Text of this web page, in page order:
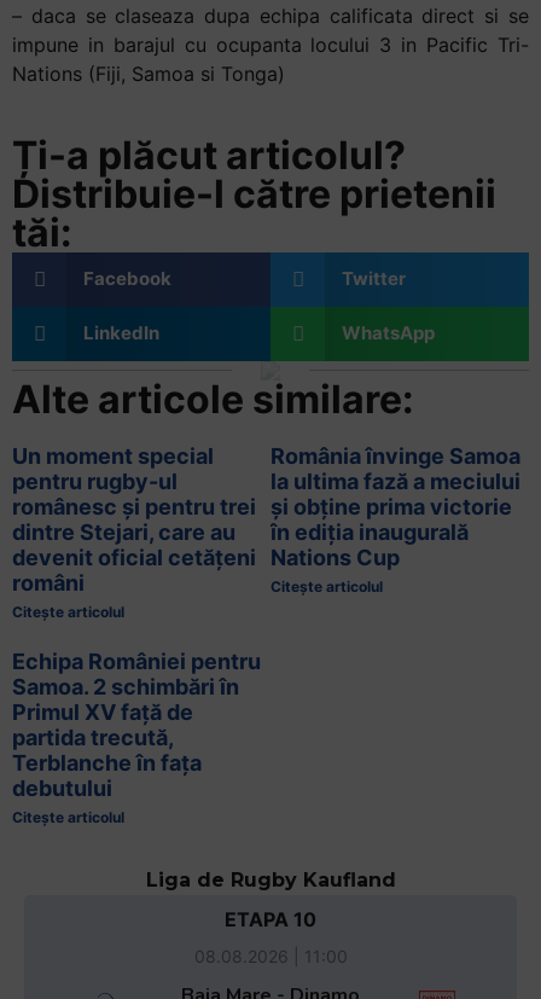
– daca se claseaza dupa echipa calificata direct si se
impune in barajul cu ocupanta locului 3 in Pacific Tri-
Nations (Fiji, Samoa si Tonga)
Ți-a plăcut articolul?
Distribuie-l către prietenii
tăi:
Facebook Twitter
LinkedIn WhatsApp
Alte articole similare:
Un moment special
pentru rugby-ul
românesc și pentru trei
dintre Stejari, care au
devenit oficial cetățeni
români
Citește articolul
România învinge Samoa
la ultima fază a meciului
și obține prima victorie
în ediția inaugurală
Nations Cup
Citește articolul
Echipa României pentru
Samoa. 2 schimbări în
Primul XV față de
partida trecută,
Terblanche în fața
debutului
Citește articolul
Liga de Rugby Kaufland
ETAPA 10
08.08.2026 | 11:00